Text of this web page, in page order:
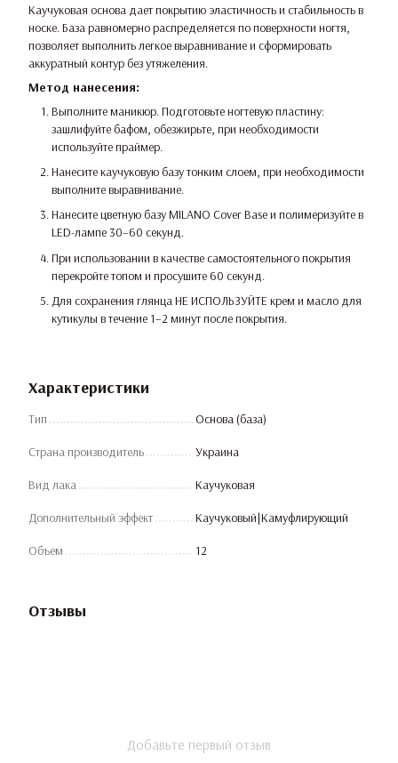
Каучуковая основа дает покрытию эластичность и стабильность в
носке. База равномерно распределяется по поверхности ногтя,
позволяет выполнить легкое выравнивание и сформировать
аккуратный контур без утяжеления.
Метод нанесения:
Выполните маникюр. Подготовьте ногтевую пластину:
зашлифуйте бафом, обезжирьте, при необходимости
используйте праймер.
Нанесите каучуковую базу тонким слоем, при необходимости
выполните выравнивание.
Нанесите цветную базу MILANO Cover Base и полимеризуйте в
LED-лампе 30–60 секунд.
При использовании в качестве самостоятельного покрытия
перекройте топом и просушите 60 секунд.
Для сохранения глянца НЕ ИСПОЛЬЗУЙТЕ крем и масло для
кутикулы в течение 1–2 минут после покрытия.
Характеристики
Тип Основа (база)
Страна производитель Украина
Вид лака Каучуковая
Дополнительный эффект Каучуковый|Камуфлирующий
Объем 12
Отзывы
Добавьте первый отзыв